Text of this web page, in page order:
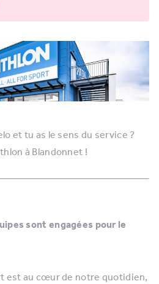
et tu as le sens du service ?
à Blandonnet !
sont engagées pour le
est au cœur de notre quotidien,